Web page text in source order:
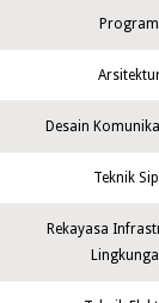
Program
Desain
Teknik
Rekayasa